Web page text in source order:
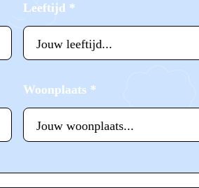
Leeftijd *
Woonplaats *